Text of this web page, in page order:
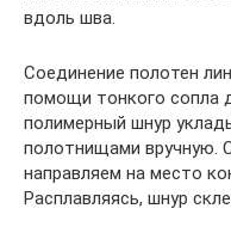
вдоль шва.
Соединение полотен
помощи тонкого сопла
полимерный шнур
полотнищами вручную.
направляем на место
Расплавляясь, шнур